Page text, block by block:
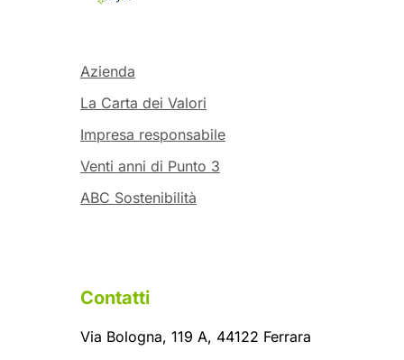
Azienda
La Carta dei Valori
Impresa responsabile
Venti anni di Punto 3
ABC Sostenibilità
Contatti
Via Bologna, 119 A, 44122 Ferrara